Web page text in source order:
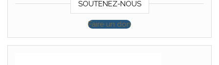
SOUTENEZ-NOUS
Faire un don